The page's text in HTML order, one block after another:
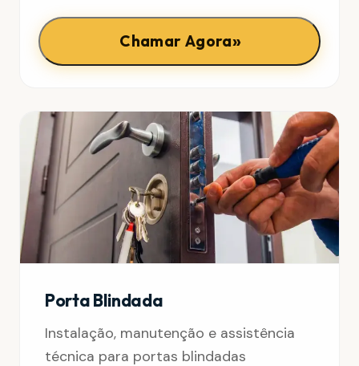
Chamar Agora»
Porta Blindada
Instalação, manutenção e assistência
técnica para portas blindadas